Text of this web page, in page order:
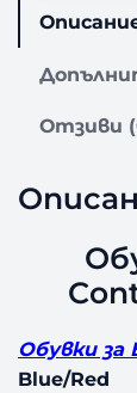
Отзиви
Обувки за
Blue/Red